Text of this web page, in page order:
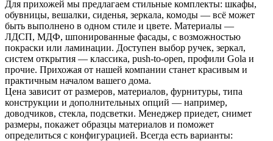
Для прихожей мы предлагаем стильные комплекты: шкафы,
обувницы, вешалки, сиденья, зеркала, комоды — всё может
быть выполнено в одном стиле и цвете. Материалы —
ЛДСП, МДФ, шпонированные фасады, с возможностью
покраски или ламинации. Доступен выбор ручек, зеркал,
систем открытия — классика, push-to-open, профили Gola и
прочие. Прихожая от нашей компании станет красивым и
практичным началом вашего дома.
Цена зависит от размеров, материалов, фурнитуры, типа
конструкции и дополнительных опций — например,
доводчиков, стекла, подсветки. Менеджер приедет, снимет
размеры, покажет образцы материалов и поможет
определиться с конфигурацией. Всегда есть варианты: